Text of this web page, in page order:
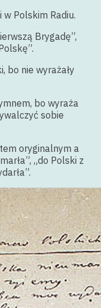
Polskim Radiu.
Brygadę”,
bo nie wyrażały
bo wyraża
sobie
oryginalnym a
„do Polski z